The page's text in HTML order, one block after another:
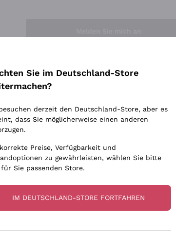
Ca' dei Frati
Biondi Santi
Quintarelli Giuseppe
Rinaldi Giuseppe
Egly Ouriet
Jacquesson
Agrapart
Sie im Deutschland-Store
derzeit den Deutschland-Store, aber es
dass Sie möglicherweise einen anderen
Preise, Verfügbarkeit und
zu gewährleisten, wählen Sie bitte
Sie passenden Store.
IM DEUTSCHLAND-STORE FORTFAHREN